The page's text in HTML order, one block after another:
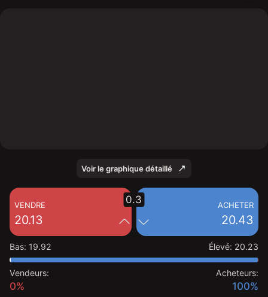
Voir le graphique détaillé
VENDRE
20.13
ACHETER
20.43
0.3
Bas: 19.92 Élevé: 20.23
Vendeurs:
0%
Acheteurs:
100%